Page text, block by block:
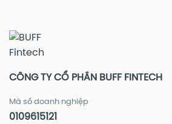
tư
CÔNG TY CỔ PHẦN BUFF FINTECH
Mã số doanh nghiệp
0109615121